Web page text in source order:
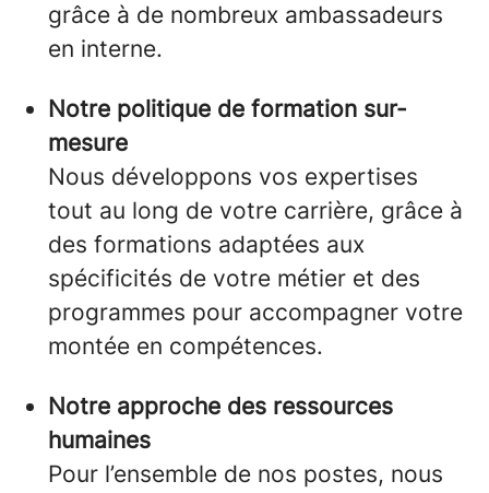
grâce à de nombreux ambassadeurs
en interne.
Notre politique de formation sur-
mesure
Nous développons vos expertises
tout au long de votre carrière, grâce à
des formations adaptées aux
spécificités de votre métier et des
programmes pour accompagner votre
montée en compétences.
Notre approche des ressources
humaines
Pour l’ensemble de nos postes, nous